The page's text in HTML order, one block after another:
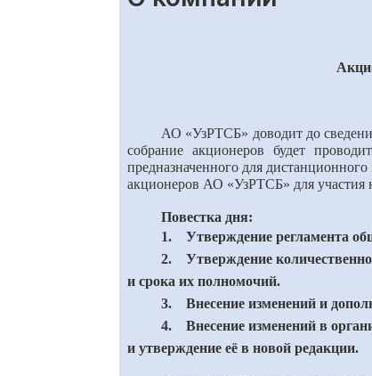
АО «УзРТСБ» доводит до
собрание акционеров будет
предназначенного для
акционеров АО «УзРТСБ» для участия
Повестка дня:
1. Утверждение регламента
2. Утверждение
и срока их полномочий.
3. Внесение изменений и
4. Внесение изменений в
и утверждение её в новой редакции.